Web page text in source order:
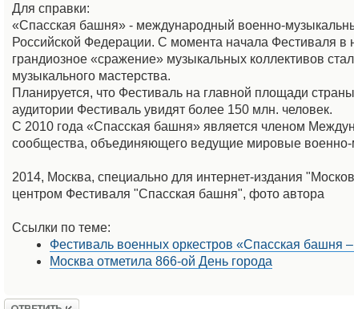
Для справки:
«Спасская башня» - международный военно-
Российской Федерации. С момента начала Фестиваля в
грандиозное «сражение» музыкальных коллективов
музыкального мастерства.
Планируется, что Фестиваль на главной площади
аудитории Фестиваль увидят более 150 млн. человек.
С 2010 года «Спасская башня» является членом
сообщества, объединяющего ведущие мировые
2014, Москва, специально для интернет-издания
центром Фестиваля "Спасская башня", фото автора
Ссылки по теме:
Фестиваль военных оркестров «Спасская башня
Москва отметила 866-ой День города
Ответить